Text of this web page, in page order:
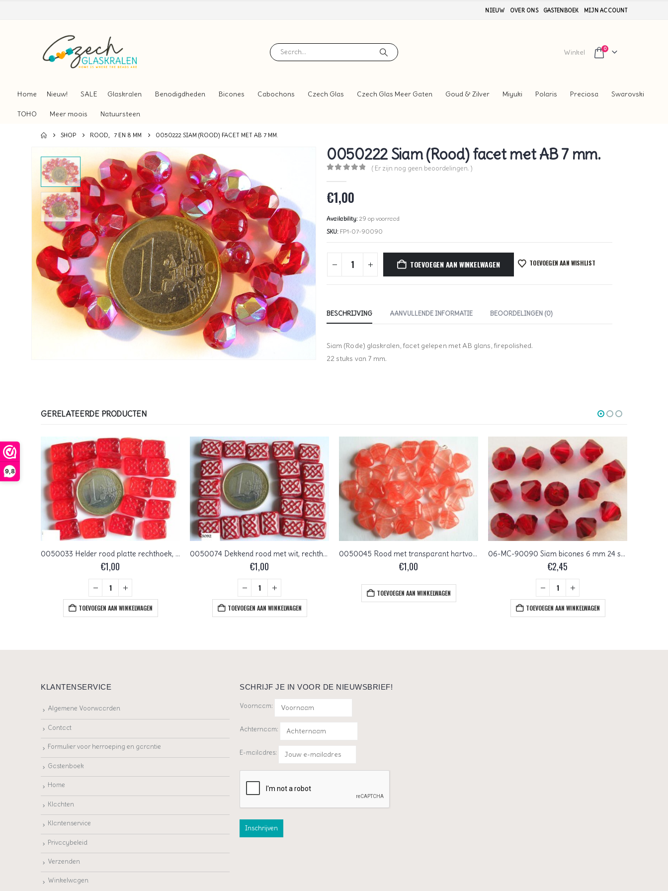
9,8
NIEUW OVER ONS GASTENBOEK MIJN ACCOUNT
Winkel 0
Home Nieuw! SALE Glaskralen Benodigdheden Bicones Cabochons Czech Glas Czech Glas Meer Gaten Goud & Zilver Miyuki Polaris Preciosa Swarovski
TOHO Meer moois Natuursteen
SHOP ROOD, 7 EN 8 MM 0050222 SIAM (ROOD) FACET MET AB 7 MM.
0050222 Siam (Rood) facet met AB 7 mm.
( Er zijn nog geen beoordelingen. )
€1,00
Availability: 29 op voorraad
SKU: FP1-07-90090
TOEVOEGEN AAN WINKELWAGEN TOEVOEGEN AAN WISHLIST
BESCHRIJVING AANVULLENDE INFORMATIE BEOORDELINGEN (0)
Siam (Rode) glaskralen, facet gelepen met AB glans, firepolished.
22 stuks van 7 mm.
GERELATEERDE PRODUCTEN
0050033 Helder rood platte rechthoek, met werkje.
€1,00
TOEVOEGEN AAN WINKELWAGEN
0050074 Dekkend rood met wit, rechthoek, met een werkje
€1,00
TOEVOEGEN AAN WINKELWAGEN
0050045 Rood met transparant hartvormig
€1,00
TOEVOEGEN AAN WINKELWAGEN
06-MC-90090 Siam bicones 6 mm 24 stuks
€2,45
TOEVOEGEN AAN WINKELWAGEN
KLANTENSERVICE
Algemene Voorwaarden
Contact
Formulier voor herroeping en garantie
Gastenboek
Home
Klachten
Klantenservice
Privacybeleid
Verzenden
Winkelwagen
SCHRIJF JE IN VOOR DE NIEUWSBRIEF!
Voornaam:
Achternaam:
E-mailadres: